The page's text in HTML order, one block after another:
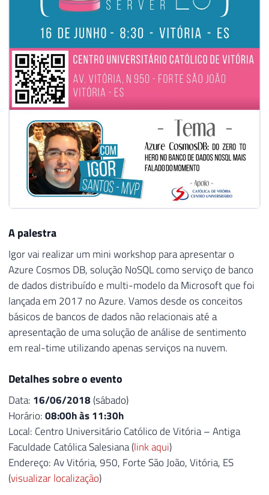
A palestra
Igor vai realizar um mini workshop para apresentar o
Azure Cosmos DB, solução NoSQL como serviço de banco
de dados distribuído e multi-modelo da Microsoft que foi
lançada em 2017 no Azure. Vamos desde os conceitos
básicos de bancos de dados não relacionais até a
apresentação de uma solução de análise de sentimento
em real-time utilizando apenas serviços na nuvem.
Detalhes sobre o evento
Data: 16/06/2018 (sábado)
Horário:08:00h às 11:30h
Local: Centro Universitário Católico de Vitória – Antiga
Faculdade Católica Salesiana (link aqui)
Endereço: Av Vitória, 950, Forte São João, Vitória, ES
(visualizar localização)